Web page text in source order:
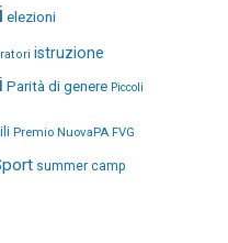
elezioni
istruzione
Parità di genere Piccoli
Premio NuovaPA FVG
summer camp